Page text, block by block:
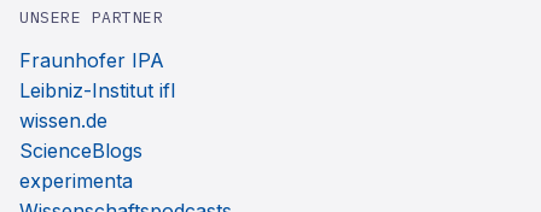
UNSERE PARTNER
Fraunhofer IPA
Leibniz-Institut ifl
wissen.de
ScienceBlogs
experimenta